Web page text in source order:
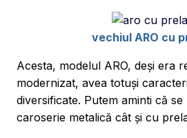
vechiul ARO cu
Acesta, modelul ARO, deși era
modernizat, avea totuși
diversificate. Putem aminti că
caroserie metalică cât și cu